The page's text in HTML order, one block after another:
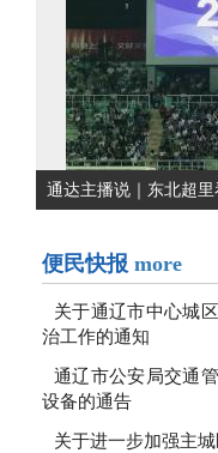
通达主播说｜东北超
便民快报 more
关于通辽市中心城
治工作的通知
通辽市公安局交通
设备的通告
关于进一步加强主